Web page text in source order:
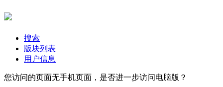
搜索
版块列表
用户信息
您访问的页面无手机页面，是否进一步访问电脑版？